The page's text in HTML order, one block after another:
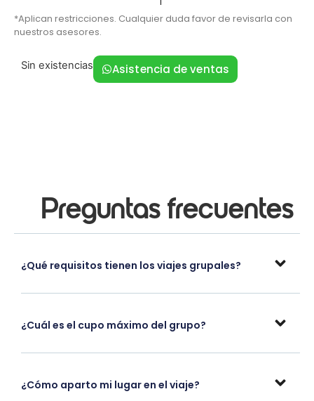
*Aplican restricciones. Cualquier duda favor de revisarla con
nuestros asesores.
Sin existencias Asistencia de ventas
Preguntas frecuentes
¿Qué requisitos tienen los viajes grupales?
¿Cuál es el cupo máximo del grupo?
¿Cómo aparto mi lugar en el viaje?